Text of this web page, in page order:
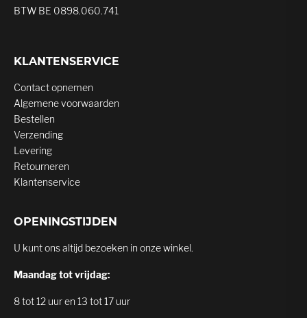
BTW BE 0898.060.741
KLANTENSERVICE
Contact opnemen
Algemene voorwaarden
Bestellen
Verzending
Levering
Retourneren
Klantenservice
OPENINGSTIJDEN
U kunt ons altijd bezoeken in onze winkel.
Maandag tot vrijdag:
8 tot 12 uur en 13 tot 17 uur